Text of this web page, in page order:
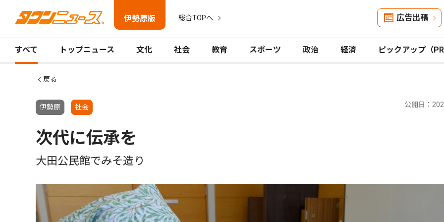
伊勢原版 総合TOPへ 広告出稿
すべて トップニュース 文化 社会 教育 スポーツ 政治 経済 ピックアップ（
戻る
伊勢原 社会 公開日：
次代に伝承を
大田公民館でみそ造り